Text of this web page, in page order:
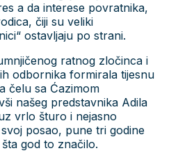
a da interese povratnika,
čiji su veliki
ostavljaju po strani.
ratnog zločinca i
odbornika formirala tijesnu
čelu sa Ćazimom
našeg predstavnika Adila
vrlo šturo i nejasno
posao, pune tri godine
god to značilo.